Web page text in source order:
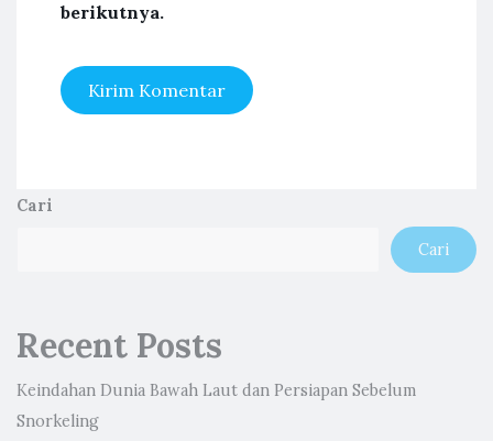
berikutnya.
Cari
Cari
Recent Posts
Keindahan Dunia Bawah Laut dan Persiapan Sebelum
Snorkeling